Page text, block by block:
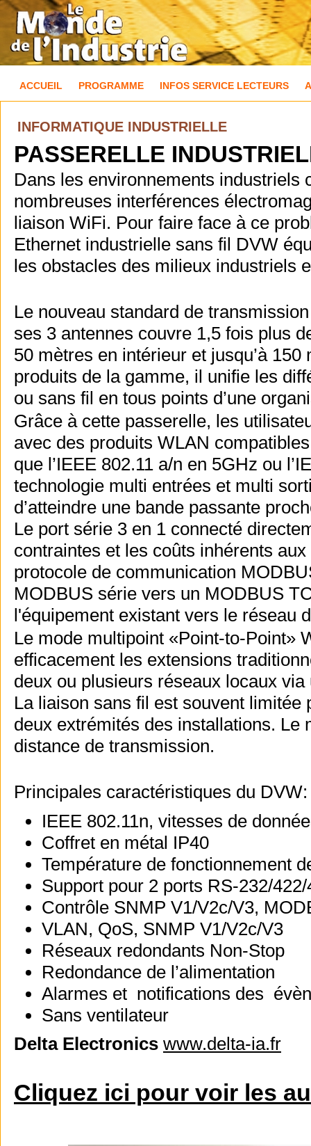
ACCUEIL PROGRAMME INFOS SERVICE LECTEURS
INFORMATIQUE INDUSTRIELLE
PASSERELLE
Dans les environnements industriels
nombreuses interférences
liaison WiFi. Pour faire face à ce
Ethernet industrielle sans fil DVW
les obstacles des milieux industriels
Le nouveau standard de
ses 3 antennes couvre 1,5 fois plus
50 mètres en intérieur et jusqu’à
produits de la gamme, il unifie les
ou sans fil en tous points d’une
Grâce à cette passerelle, les
avec des produits WLAN
que l’IEEE 802.11 a/n en 5GHz ou
technologie multi entrées et multi
d’atteindre une bande passante
Le port série 3 en 1 connecté
contraintes et les coûts inhérents
protocole de communication
MODBUS série vers un MODBUS
l'équipement existant vers le réseau
Le mode multipoint «Point-to-Point»
efficacement les extensions
deux ou plusieurs réseaux locaux
La liaison sans fil est souvent
deux extrémités des installations.
distance de transmission.
Principales caractéristiques du DVW:
IEEE 802.11n, vitesses de
Coffret en métal IP40
Température de fonctionnement
Support pour 2 ports RS-232/
Contrôle SNMP V1/V2c/V3,
VLAN, QoS, SNMP V1/V2c/V3
Réseaux redondants Non-Stop
Redondance de l’alimentation
Alarmes et notifications des
Sans ventilateur
Delta Electronics www.delta-ia.fr
Cliquez ici pour voir les